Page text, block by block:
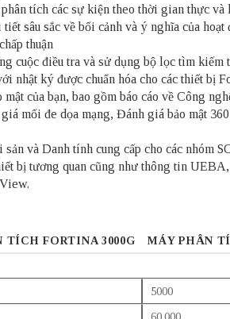
tích các sự kiện theo thời gian thực và
sâu sắc về bối cảnh và ý nghĩa của
thuận
cuộc điều tra và sử dụng bộ lọc tìm
nhật ký được chuẩn hóa cho các thiết bị
của bạn, bao gồm báo cáo về Công
mối đe dọa mạng, Đánh giá bảo mật
và Danh tính cung cấp cho các nhóm
bị tương quan cũng như thông tin
TÍCH FORTINA 3000G MÁY PHÂN
5000